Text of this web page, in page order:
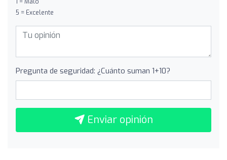
5 = Excelente
Pregunta de seguridad: ¿Cuánto suman 1+10?
Enviar opinión